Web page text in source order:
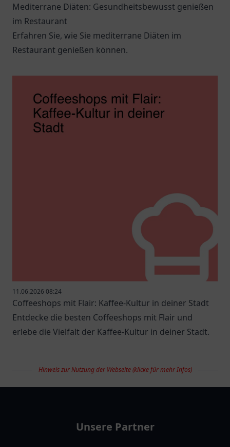
Mediterrane Diäten: Gesundheitsbewusst genießen
im Restaurant
Erfahren Sie, wie Sie mediterrane Diäten im
Restaurant genießen können.
11.06.2026 08:24
Coffeeshops mit Flair: Kaffee-Kultur in deiner Stadt
Entdecke die besten Coffeeshops mit Flair und
erlebe die Vielfalt der Kaffee-Kultur in deiner Stadt.
Hinweis zur Nutzung der Webseite (klicke für mehr Infos)
Unsere Partner